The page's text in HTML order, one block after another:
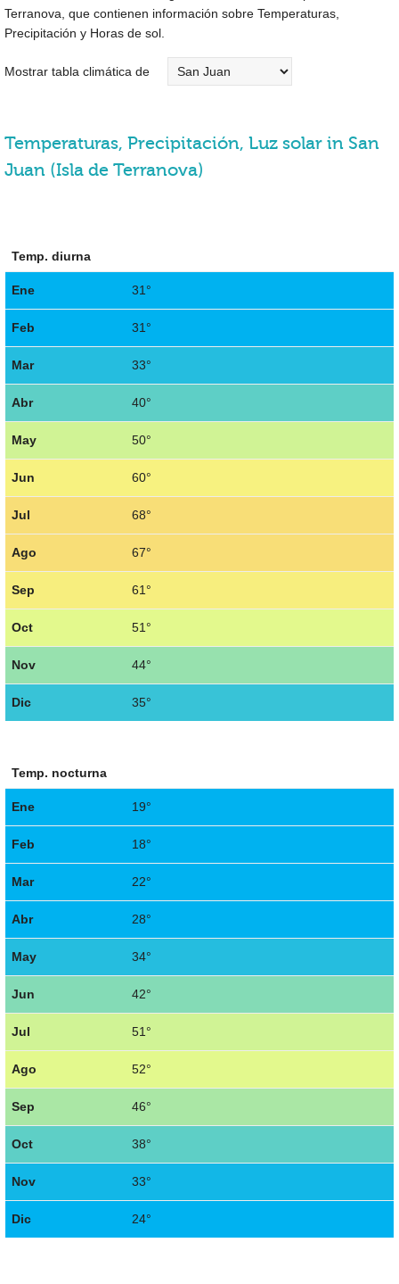
Terranova, que contienen información sobre Temperaturas,
Precipitación y Horas de sol.
Mostrar tabla climática de
Temperaturas, Precipitación, Luz solar in San
Juan (Isla de Terranova)
Temp. diurna
Ene 31°
Feb 31°
Mar 33°
Abr 40°
May 50°
Jun 60°
Jul 68°
Ago 67°
Sep 61°
Oct 51°
Nov 44°
Dic 35°
Temp. nocturna
Ene 19°
Feb 18°
Mar 22°
Abr 28°
May 34°
Jun 42°
Jul 51°
Ago 52°
Sep 46°
Oct 38°
Nov 33°
Dic 24°